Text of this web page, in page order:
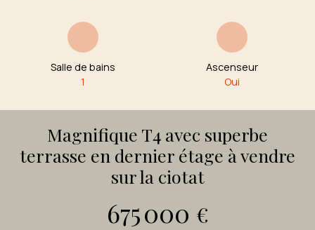
Salle de bains
1
Ascenseur
Oui
Magnifique T4 avec superbe
terrasse en dernier étage à vendre
sur la ciotat
675 000 €